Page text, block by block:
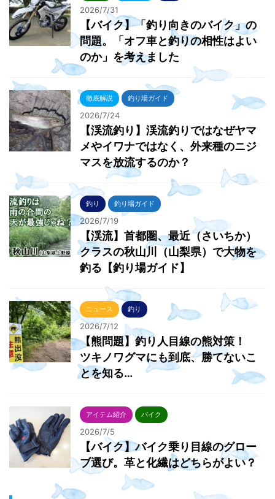
2026/7/31
【バイク】「釣り向きのバイク」の
問題。「オフ車と釣りの相性はよい
のか」を考えました
徹底解説 釣り場ガイド
2026/7/24
【渓流釣り】渓流釣りではなぜヤマ
メやイワナではなく、外来種のニジ
マスを放流するのか？
釣り 釣り場ガイド
2026/7/19
【渓流】首都圏、最近（さいちか）
クラスの秋山川（山梨県）で大物を
釣る【釣り場ガイド】
ニュース 釣り
2026/7/12
【熊問題】釣り人目線の熊対策！
ツキノワグマにも到底、勝てないこ
とを知る…
アイテム紹介 バイク
2026/7/5
【バイク】バイク乗り目線のグロー
ブ選び。革と化繊はどちらがよい？